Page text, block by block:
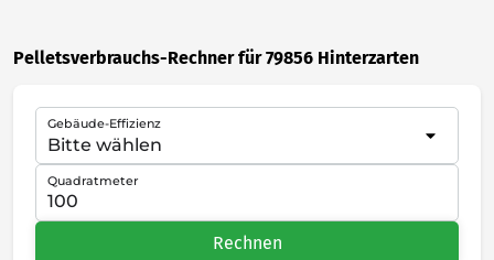
Pelletsverbrauchs-Rechner für 79856 Hinterzarten
Gebäude-Effizienz
Quadratmeter
Rechnen